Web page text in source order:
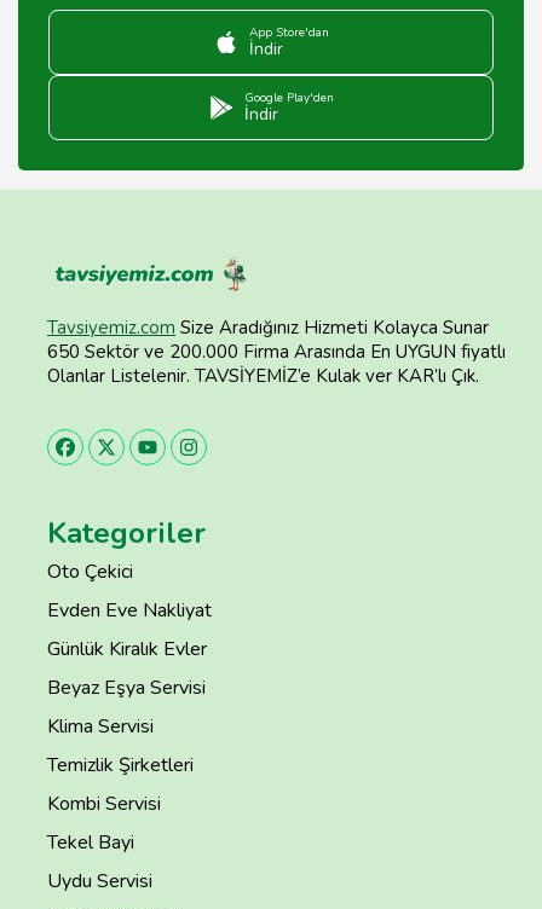
App Store'dan
İndir
Google Play'den
İndir
Tavsiyemiz.com Size Aradığınız Hizmeti Kolayca Sunar
650 Sektör ve 200.000 Firma Arasında En UYGUN fiyatlı
Olanlar Listelenir. TAVSİYEMİZ’e Kulak ver KAR’lı Çık.
Kategoriler
Oto Çekici
Evden Eve Nakliyat
Günlük Kiralık Evler
Beyaz Eşya Servisi
Klima Servisi
Temizlik Şirketleri
Kombi Servisi
Tekel Bayi
Uydu Servisi